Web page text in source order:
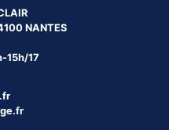
NANTES
15h/17